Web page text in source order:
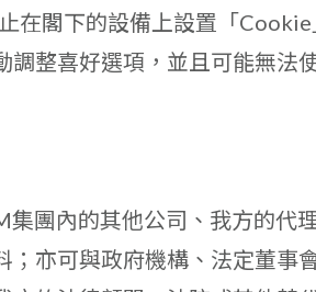
在閣下的設備上設置「
整喜好選項，並且可能無法
團內的其他公司、我方的代
亦可與政府機構、法定董事